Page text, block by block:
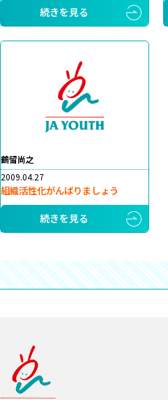
続きを見る
鶴留尚之
2009.04.27
組織活性化がんばりましょう
続きを見る